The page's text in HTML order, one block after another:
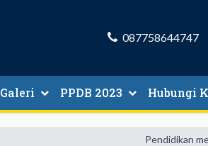
087758644747
Galeri PPDB 2023 Hubungi
Pendidikan